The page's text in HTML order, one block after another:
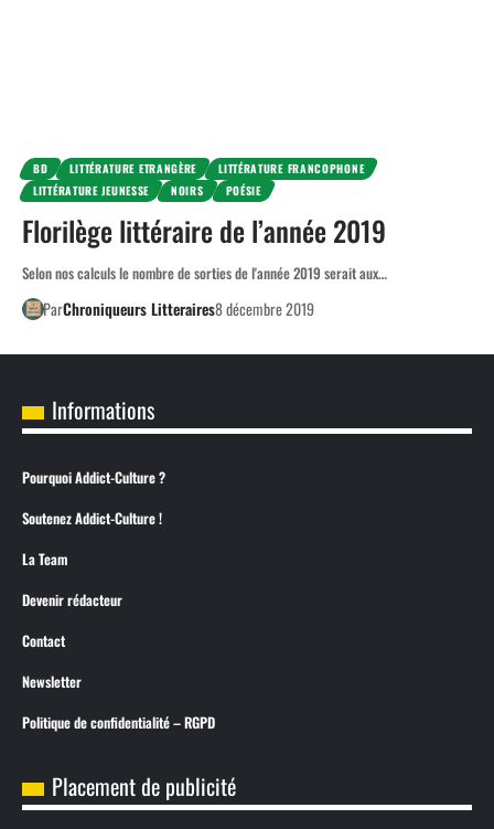
BD LITTÉRATURE ETRANGÈRE
LITTÉRATURE FRANCOPHONE
LITTÉRATURE JEUNESSE
NOIRS POÉSIE
Florilège littéraire de l’année 2019
Selon nos calculs le nombre de sorties de l'année 2019 serait aux…
ParChroniqueurs Litteraires8 décembre 2019
Informations
Pourquoi Addict-Culture ?
Soutenez Addict-Culture !
La Team
Devenir rédacteur
Contact
Newsletter
Politique de confidentialité – RGPD
Placement de publicité